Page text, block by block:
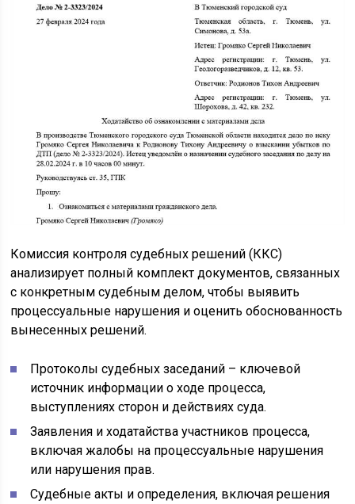
Комиссия контроля судебных решений (ККС)
анализирует полный комплект документов, связанных
с конкретным судебным делом, чтобы выявить
процессуальные нарушения и оценить обоснованность
вынесенных решений.
Протоколы судебных заседаний – ключевой
источник информации о ходе процесса,
выступлениях сторон и действиях суда.
Заявления и ходатайства участников процесса,
включая жалобы на процессуальные нарушения
или нарушения прав.
Судебные акты и определения, включая решения